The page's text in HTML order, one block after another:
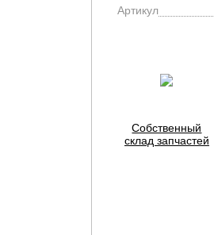
Артикул
Собственный
склад запчастей